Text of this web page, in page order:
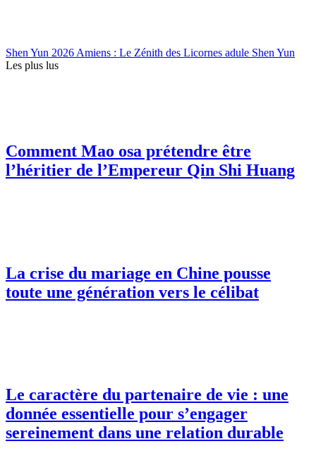
Shen Yun 2026 Amiens : Le Zénith des Licornes adule Shen Yun
Les plus lus
Comment Mao osa prétendre être
l’héritier de l’Empereur Qin Shi Huang
La crise du mariage en Chine pousse
toute une génération vers le célibat
Le caractère du partenaire de vie : une
donnée essentielle pour s’engager
sereinement dans une relation durable